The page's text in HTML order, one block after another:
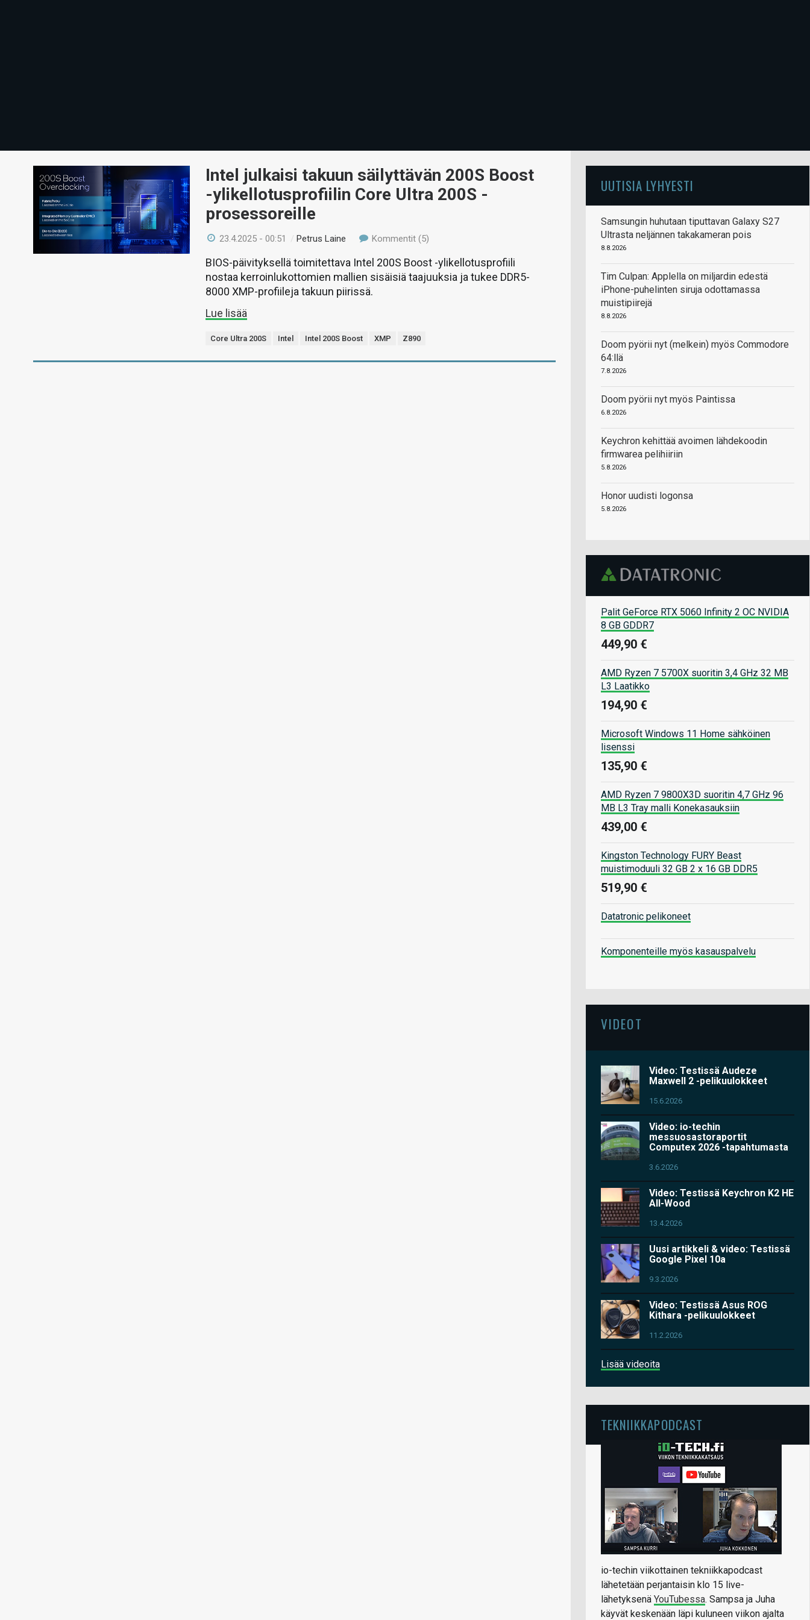
Intel julkaisi takuun säilyttävän 200S Boost
-ylikellotusprofiilin Core Ultra 200S -
prosessoreille
23.4.2025 - 00:51 /Petrus Laine Kommentit (5)
BIOS-päivityksellä toimitettava Intel 200S Boost -ylikellotusprofiili
nostaa kerroinlukottomien mallien sisäisiä taajuuksia ja tukee DDR5-
8000 XMP-profiileja takuun piirissä.
Lue lisää
Core Ultra 200S Intel Intel 200S Boost XMP Z890
UUTISIA LYHYESTI
Samsungin huhutaan tiputtavan Galaxy S27
Ultrasta neljännen takakameran pois
8.8.2026
Tim Culpan: Applella on miljardin edestä
iPhone-puhelinten siruja odottamassa
muistipiirejä
8.8.2026
Doom pyörii nyt (melkein) myös Commodore
64:llä
7.8.2026
Doom pyörii nyt myös Paintissa
6.8.2026
Keychron kehittää avoimen lähdekoodin
firmwarea pelihiiriin
5.8.2026
Honor uudisti logonsa
5.8.2026
Palit GeForce RTX 5060 Infinity 2 OC NVIDIA
8 GB GDDR7
449,90 €
AMD Ryzen 7 5700X suoritin 3,4 GHz 32 MB
L3 Laatikko
194,90 €
Microsoft Windows 11 Home sähköinen
lisenssi
135,90 €
AMD Ryzen 7 9800X3D suoritin 4,7 GHz 96
MB L3 Tray malli Konekasauksiin
439,00 €
Kingston Technology FURY Beast
muistimoduuli 32 GB 2 x 16 GB DDR5
519,90 €
Datatronic pelikoneet
Komponenteille myös kasauspalvelu
VIDEOT
Video: Testissä Audeze
Maxwell 2 -pelikuulokkeet
15.6.2026
Video: io-techin
messuosastoraportit
Computex 2026 -tapahtumasta
3.6.2026
Video: Testissä Keychron K2 HE
All-Wood
13.4.2026
Uusi artikkeli & video: Testissä
Google Pixel 10a
9.3.2026
Video: Testissä Asus ROG
Kithara -pelikuulokkeet
11.2.2026
Lisää videoita
TEKNIIKKAPODCAST
io-techin viikottainen tekniikkapodcast
lähetetään perjantaisin klo 15 live-
lähetyksenä YouTubessa. Sampsa ja Juha
käyvät keskenään läpi kuluneen viikon ajalta